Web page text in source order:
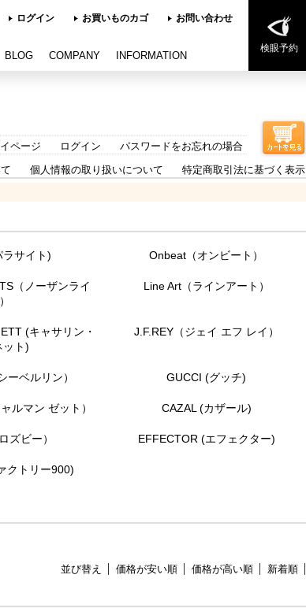
ログイン お買いものカゴ お問い合わせ
検眼予約
BLOG COMPANY INFORMATION
ページ ログイン
パスワードをお忘れの場合
個人情報の取り扱いについて 特定商取引法に基づく表示
サイト) Onbeat（オンビート）
（ノーザンライ
Line Art（ラインアート）
(キャサリン・
ット)
J.F.REY（ジェイ エフ レイ）
ーベルリン） GUCCI (グッチ)
ルマン ゼット） CAZAL (カザール)
ズビー） EFFECTOR (エフェクター)
クトリー900)
並び替え 価格が安い順 価格が高い順 新着順